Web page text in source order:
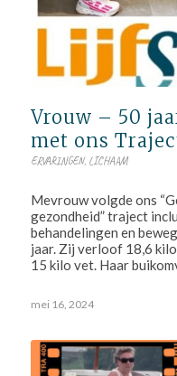
Vrouw – 50
met ons
ERVARINGEN, LICHAAM
Mevrouw volgde ons
gezondheid” traject
behandelingen en
jaar. Zij verloof 18,6
15 kilo vet. Haar
mei 16, 2024